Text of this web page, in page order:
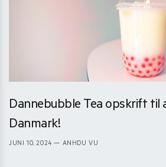
Dannebubble Tea opskrift til
Danmark!
JUNI 10, 2024— ANHDU VU